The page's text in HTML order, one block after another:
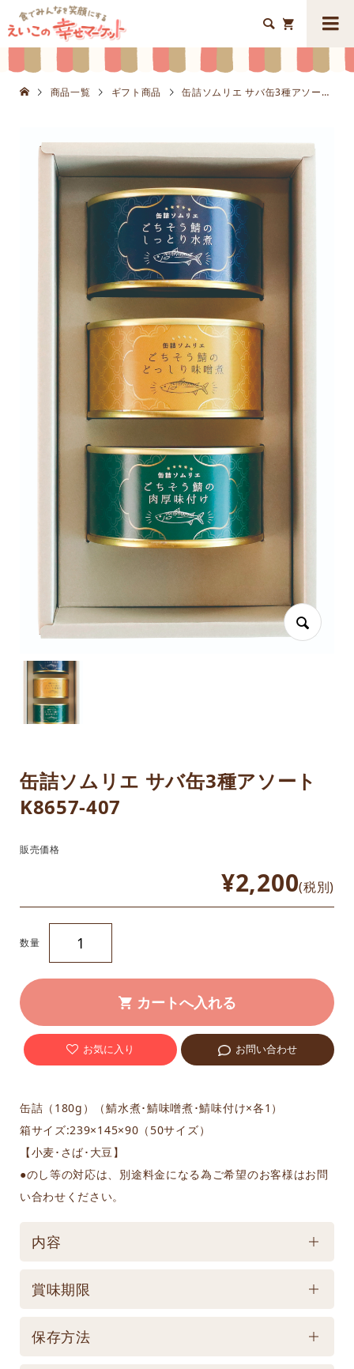


商品一覧 ギフト商品 缶詰ソムリエ サバ缶3種アソートK8657-407
缶詰ソムリエ サバ缶3種アソート
K8657-407
缶詰（180g）（鯖水煮･鯖味噌煮･鯖味付け×各1）
箱サイズ:239×145×90（50サイズ）
【小麦･さば･大豆】
●のし等の対応は、別途料金になる為ご希望のお客様はお問
い合わせください。
販売価格
¥2,200(税別)
数量
お気に入り お問い合わせ
内容
ケース／入数
賞味期限
賞味期限
保存方法